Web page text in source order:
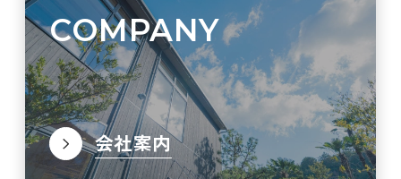
COMPANY
会社案内